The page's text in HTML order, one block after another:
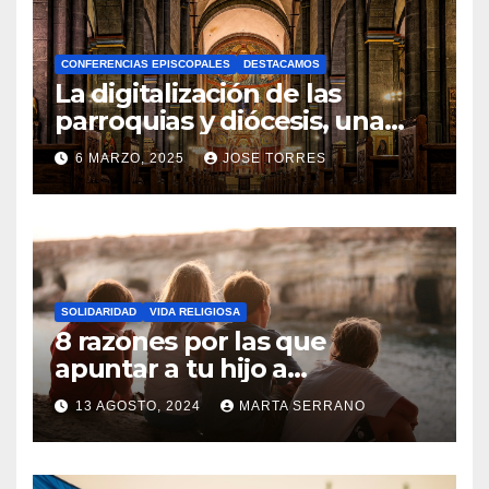
H
A
Y
C
O
M
N
T
A
R
I
O
S
CONFERENCIAS EPISCOPALES DESTACAMOS
La digitalización de las
parroquias y diócesis, una
realidad ya para el futuro de
la Iglesia
6 MARZO, 2025 JOSE TORRES
N
O
H
A
Y
SOLIDARIDAD VIDA RELIGIOSA
8 razones por las que
apuntar a tu hijo a
Catequesis
13 AGOSTO, 2024 MARTA SERRANO
N
O